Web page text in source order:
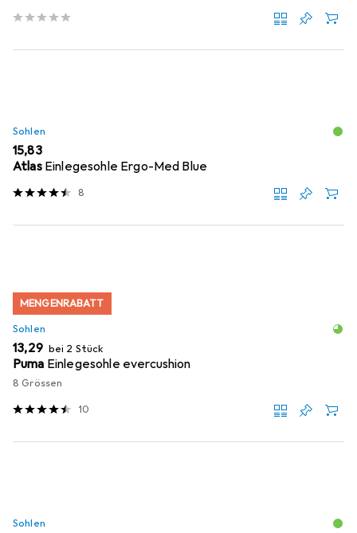
Sohlen
EUR
15,83
Atlas Einlegesohle Ergo-Med Blue
8
MENGENRABATT
Sohlen
EUR
13,29 bei 2 Stück
Puma Einlegesohle evercushion
8 Grössen
10
Sohlen